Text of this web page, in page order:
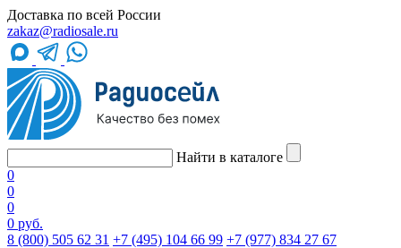
Доставка по всей России
zakaz@radiosale.ru
Найти в каталоге
0
0
0
0 руб.
8 (800) 505 62 31 +7 (495) 104 66 99 +7 (977) 834 27 67